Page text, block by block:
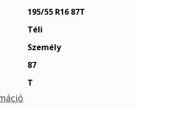
195/55 R16 87T
Téli
Személy
87
T